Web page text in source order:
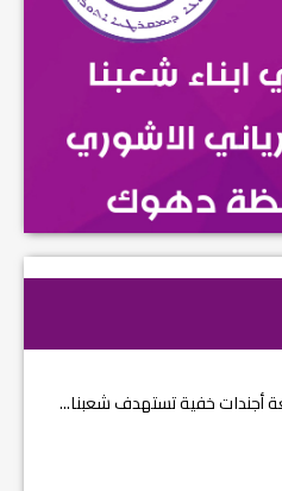
أجندات خفية تستهدف شعبنا...